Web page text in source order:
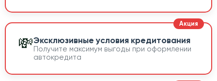
💸Эксклюзивные условия кредитования
Получите максимум выгоды при оформлении
автокредита